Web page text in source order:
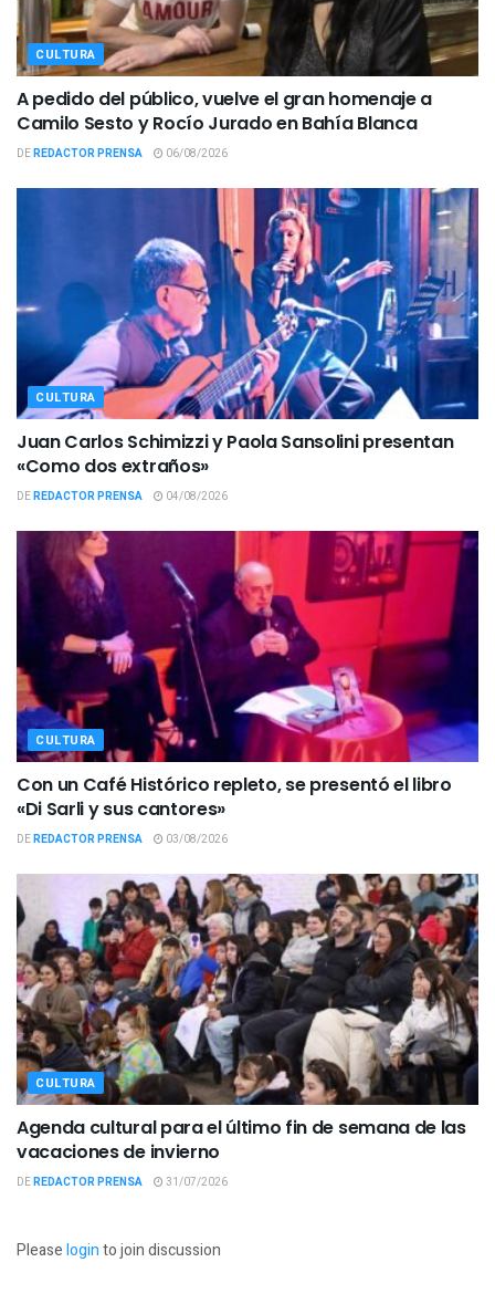
CULTURA
A pedido del público, vuelve el gran homenaje a
Camilo Sesto y Rocío Jurado en Bahía Blanca
DEREDACTOR PRENSA 06/08/2026
CULTURA
Juan Carlos Schimizzi y Paola Sansolini presentan
«Como dos extraños»
DEREDACTOR PRENSA 04/08/2026
CULTURA
Con un Café Histórico repleto, se presentó el libro
«Di Sarli y sus cantores»
DEREDACTOR PRENSA 03/08/2026
CULTURA
Agenda cultural para el último fin de semana de las
vacaciones de invierno
DEREDACTOR PRENSA 31/07/2026
Pleaseloginto join discussion